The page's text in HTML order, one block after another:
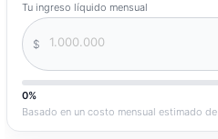
Tu ingreso líquido mensual
$
0%
Basado en un costo mensual estimado de